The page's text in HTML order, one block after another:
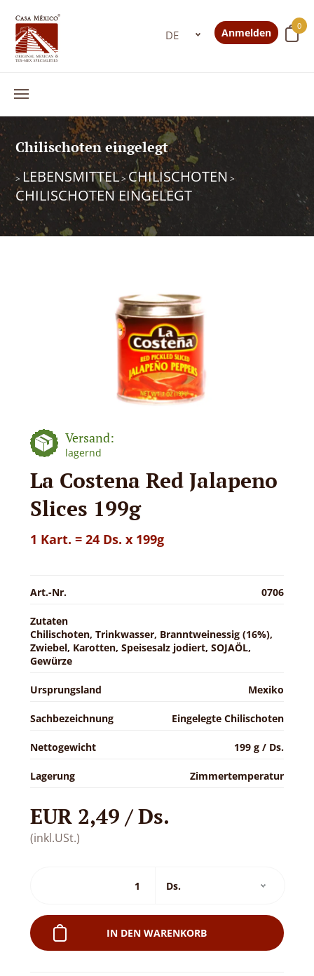
0
Anmelden
Chilischoten eingelegt
> LEBENSMITTEL>CHILISCHOTEN >
CHILISCHOTEN EINGELEGT
Versand:
lagernd
La Costena Red Jalapeno
Slices 199g
1 Kart. = 24 Ds. x 199g
Art.-Nr. 0706
Zutaten
Chilischoten, Trinkwasser, Branntweinessig (16%),
Zwiebel, Karotten, Speisesalz jodiert, SOJAÖL,
Gewürze
Ursprungsland Mexiko
Sachbezeichnung Eingelegte Chilischoten
Nettogewicht 199 g / Ds.
Lagerung Zimmertemperatur
EUR 2,49 / Ds.
(inkl.USt.)
IN DEN WARENKORB